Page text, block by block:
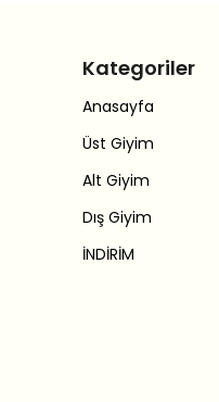
Kategoriler
Anasayfa
Üst Giyim
Alt Giyim
Dış Giyim
İNDİRİM